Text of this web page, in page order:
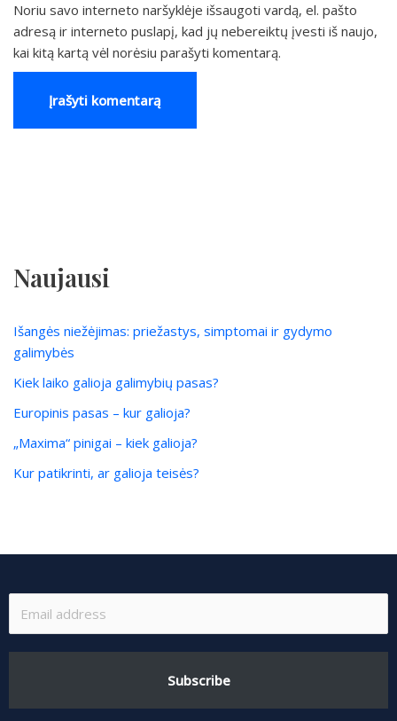
Noriu savo interneto naršyklėje išsaugoti vardą, el. pašto
adresą ir interneto puslapį, kad jų nebereiktų įvesti iš naujo,
kai kitą kartą vėl norėsiu parašyti komentarą.
Naujausi
Išangės niežėjimas: priežastys, simptomai ir gydymo
galimybės
Kiek laiko galioja galimybių pasas?
Europinis pasas – kur galioja?
„Maxima“ pinigai – kiek galioja?
Kur patikrinti, ar galioja teisės?
Subscribe